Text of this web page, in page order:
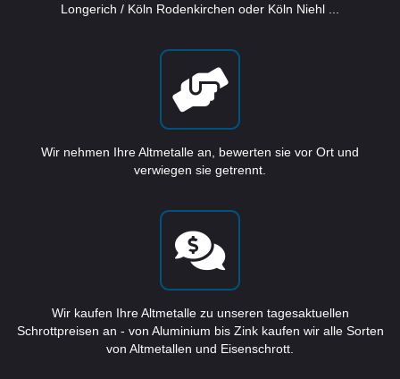
Longerich / Köln Rodenkirchen oder Köln Niehl ...
Wir nehmen Ihre Altmetalle an, bewerten sie vor Ort und
verwiegen sie getrennt.
Wir kaufen Ihre Altmetalle zu unseren tagesaktuellen
Schrottpreisen an - von Aluminium bis Zink kaufen wir alle Sorten
von Altmetallen und Eisenschrott.